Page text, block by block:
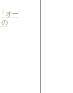
オー
の